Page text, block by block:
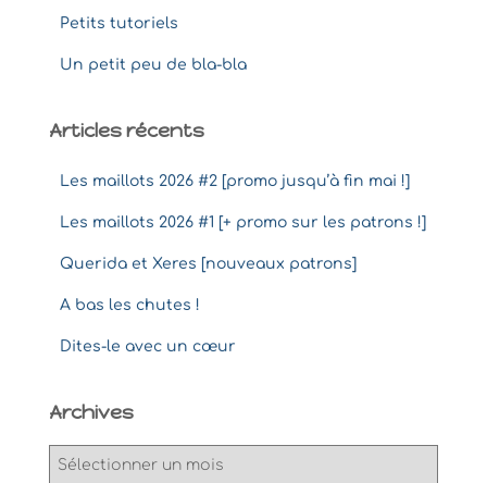
Petits tutoriels
Un petit peu de bla-bla
Articles récents
Les maillots 2026 #2 [promo jusqu’à fin mai !]
Les maillots 2026 #1 [+ promo sur les patrons !]
Querida et Xeres [nouveaux patrons]
A bas les chutes !
Dites-le avec un cœur
Archives